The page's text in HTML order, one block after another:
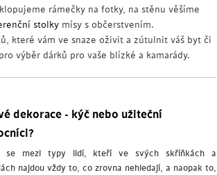
rámečky na fotky, na stěnu věšíme
stolky mísy s občerstvením.
které vám ve snaze oživit a zútulnit váš byt či
výběr dárků pro vaše blízké a kamarády.
dekorace - kýč nebo užiteční
se mezi typy lidí, kteří ve svých skříňkách a
najdou vždy to, co zrovna nehledají, a naopak to,